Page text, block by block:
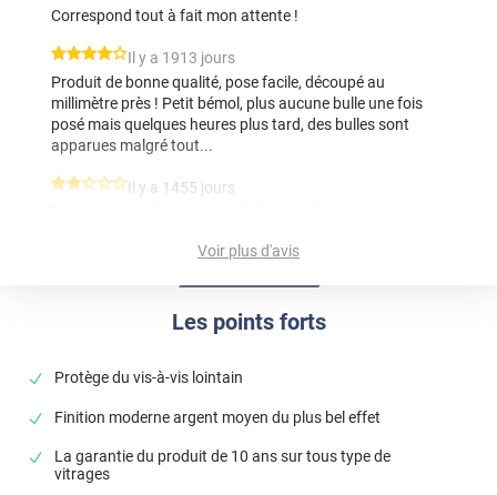
Les points forts
Protège du vis-à-vis lointain
Finition moderne argent moyen du plus bel effet
La garantie du produit de 10 ans sur tous type de
vitrages
Correspond tout à fait mon attente !
*****Il y a 1913 jours
Produit de bonne qualité, pose facile, découpé au
millimètre près ! Petit bémol, plus aucune bulle une fois
posé mais quelques heures plus tard, des bulles sont
apparues malgré tout...
*****
Il y a 1455 jours
trompeuse. En effet, sur celle ci est indiquée de retirer un
geste commercial aurait été le bienvenu.
Film à remplacer svp par vos soins
*****
Il y a 971 jours
Toujours pas livré En attente d'un SMS depuis une
semaine environ.
Voir plus d'avis